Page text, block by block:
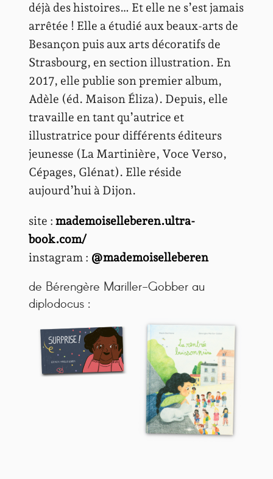
déjà des histoires… Et elle ne s’est jamais
arrêtée ! Elle a étudié aux beaux-arts de
Besançon puis aux arts décoratifs de
Strasbourg, en section illustration. En
2017, elle publie son premier album,
Adèle (éd. Maison Éliza). Depuis, elle
travaille en tant qu’autrice et
illustratrice pour différents éditeurs
jeunesse (La Martinière, Voce Verso,
Cépages, Glénat). Elle réside
aujourd’hui à Dijon.
site : mademoiselleberen.ultra-
book.com/
instagram : @mademoiselleberen
de Bérengère Mariller-Gobber au
diplodocus :